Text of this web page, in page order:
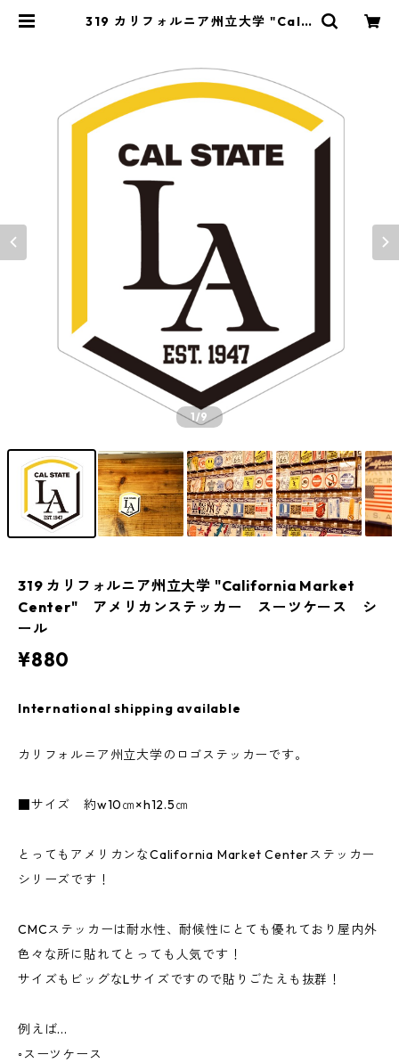
319 カリフォルニア州立大学 "Calif
ール | Y&market
1/9
319 カリフォルニア州立大学 "California Market
Center" アメリカンステッカー スーツケース シ
ール
¥880
International shipping available
カリフォルニア州立大学のロゴステッカーです。
■サイズ 約w10㎝×h12.5㎝
とってもアメリカンなCalifornia Market Centerステッカー
シリーズです！
CMCステッカーは耐水性、耐候性にとても優れており屋内外
色々な所に貼れてとっても人気です！
サイズもビッグなLサイズですので貼りごたえも抜群！
例えば...
◦スーツケース